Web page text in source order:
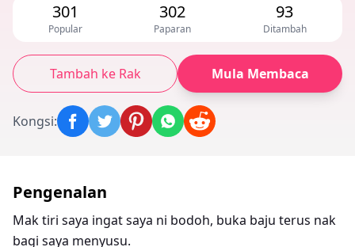
301
Popular
302
Paparan
93
Ditambah
Tambah ke Rak Mula Membaca
Kongsi:
Pengenalan
Mak tiri saya ingat saya ni bodoh, buka baju terus nak
bagi saya menyusu.